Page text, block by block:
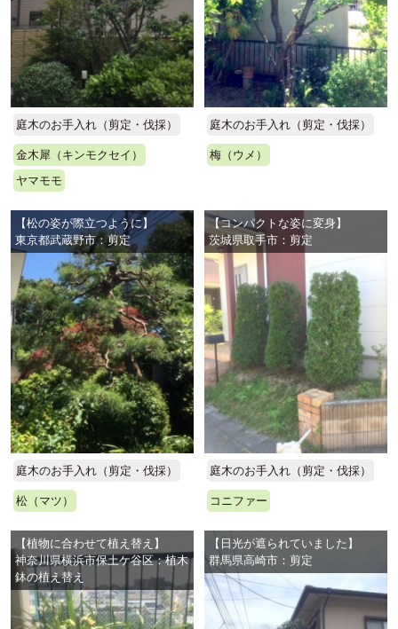
庭木のお手入れ（剪定・伐採）
金木犀（キンモクセイ）
ヤマモモ
庭木のお手入れ（剪定・伐採）
梅（ウメ）
【松の姿が際立つように】
東京都武蔵野市：剪定
庭木のお手入れ（剪定・伐採）
松（マツ）
【コンパクトな姿に変身】
茨城県取手市：剪定
庭木のお手入れ（剪定・伐採）
コニファー
【植物に合わせて植え替え】
神奈川県横浜市保土ケ谷区：植木
鉢の植え替え
【日光が遮られていました】
群馬県高崎市：剪定